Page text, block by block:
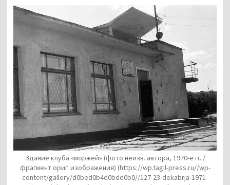
Здание клуба «моржей» (фото неизв. автора, 1970-е гг. /
фрагмент ориг. изображения) (https://wp.tagil-press.ru//wp-
content/gallery/d0bed0b4d0bdd0b0//127-23-dekabrja-1971-